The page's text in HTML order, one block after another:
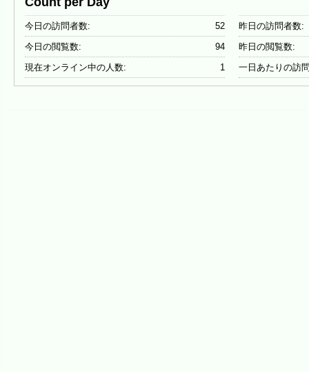
52
今日の訪問者数:
94
今日の閲覧数:
1
現在オンライン中の人数:
昨日の訪問者数:
昨日の閲覧数:
一日あたりの訪